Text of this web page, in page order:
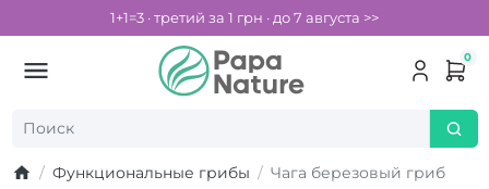
1+1=3 · третий за 1 грн · до 7 августа >>
0
Функциональные грибы Чага березовый гриб